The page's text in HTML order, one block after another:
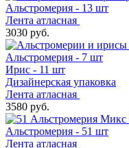
Альстромерия - 13 шт
Лента атласная
3030 руб.
Альстромерия - 7 шт
Ирис - 11 шт
Дизайнерская упаковка
Лента атласная
3580 руб.
Альстромерия - 51 шт
Лента атласная